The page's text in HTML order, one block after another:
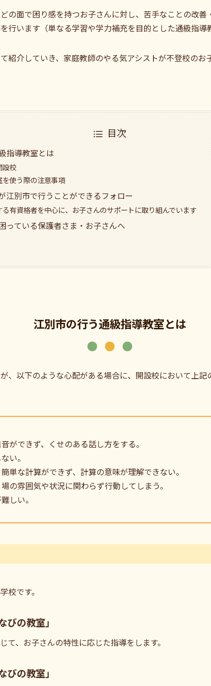
の面で困り感を持つお子さんに対し、苦手なことの改
行います（単なる学習や学力補充を目的とした通級指
紹介していき、家庭教師のやる気アシストが不登校の
目次
指導教室とは
設校
使う際の注意事項
江別市で行うことができるフォロー
有資格者を中心に、お子さんのサポートに取り組んでいます
っている保護者さま・お子さんへ
江別市の行う通級指導教室とは
、以下のような心配がある場合に、開設校において上
ができず、くせのある話し方をする。
い。
単な計算ができず、計算の意味が理解できない。
の雰囲気や状況に関わらず行動してしまう。
しい。
校です。
の教室」
、お子さんの特性に応じた指導をします。
の教室」